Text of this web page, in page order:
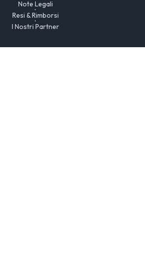
Note Legali
Resi & Rimborsi
I Nostri Partner